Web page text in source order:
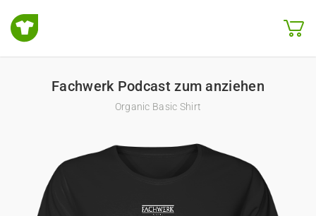
Fachwerk Podcast zum anziehen
Organic Basic Shirt